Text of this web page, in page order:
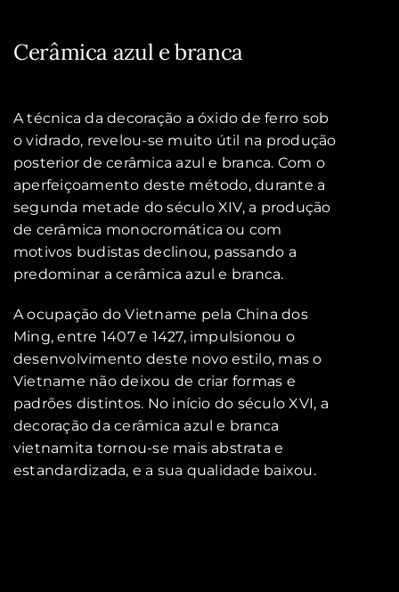
Cerâmica azul e branca
A técnica da decoração a óxido de ferro sob
o vidrado, revelou-se muito útil na produção
posterior de cerâmica azul e branca. Com o
aperfeiçoamento deste método, durante a
segunda metade do século XIV, a produção
de cerâmica monocromática ou com
motivos budistas declinou, passando a
predominar a cerâmica azul e branca.
A ocupação do Vietname pela China dos
Ming, entre 1407 e 1427, impulsionou o
desenvolvimento deste novo estilo, mas o
Vietname não deixou de criar formas e
padrões distintos. No início do século XVI, a
decoração da cerâmica azul e branca
vietnamita tornou-se mais abstrata e
estandardizada, e a sua qualidade baixou.